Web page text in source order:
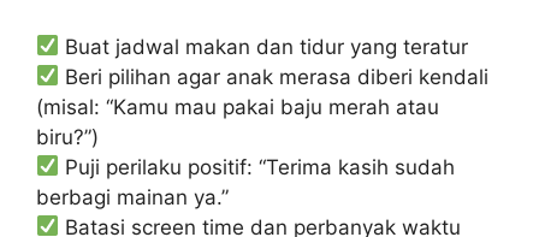
Buat jadwal makan dan tidur yang teratur
Beri pilihan agar anak merasa diberi kendali
(misal: “Kamu mau pakai baju merah atau
biru?”)
Puji perilaku positif: “Terima kasih sudah
berbagi mainan ya.”
Batasi screen time dan perbanyak waktu